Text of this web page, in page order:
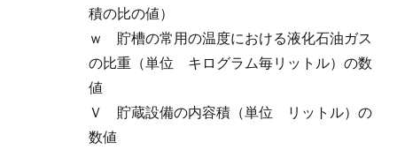
積の比の値）
ｗ
貯槽の常用の温度における液化石油ガス
の比重（単位 キログラム毎リットル）の数
値
Ｖ
貯蔵設備の内容積（単位 リットル）の
数値